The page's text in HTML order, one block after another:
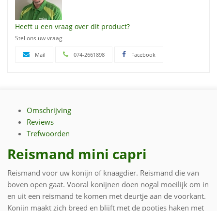
Heeft u een vraag over dit product?
Stel ons uw vraag
Mail 074-2661898 Facebook
Omschrijving
Reviews
Trefwoorden
Reismand mini capri
Reismand voor uw konijn of knaagdier. Reismand die van
boven open gaat. Vooral konijnen doen nogal moeilijk om in
en uit een reismand te komen met deurtje aan de voorkant.
Konijn maakt zich breed en blijft met de pootjes haken met